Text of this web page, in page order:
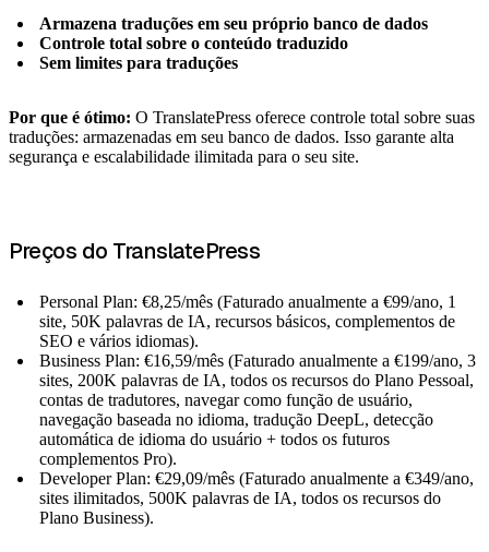
Armazena traduções em seu próprio banco de dados
Controle total sobre o conteúdo traduzido
Sem limites para traduções
Por que é ótimo: O TranslatePress oferece controle total sobre suas
traduções: armazenadas em seu banco de dados. Isso garante alta
segurança e escalabilidade ilimitada para o seu site.
Preços do TranslatePress
Personal Plan: €8,25/mês (Faturado anualmente a €99/ano, 1
site, 50K palavras de IA, recursos básicos, complementos de
SEO e vários idiomas).
Business Plan: €16,59/mês (Faturado anualmente a €199/ano, 3
sites, 200K palavras de IA, todos os recursos do Plano Pessoal,
contas de tradutores, navegar como função de usuário,
navegação baseada no idioma, tradução DeepL, detecção
automática de idioma do usuário + todos os futuros
complementos Pro).
Developer Plan: €29,09/mês (Faturado anualmente a €349/ano,
sites ilimitados, 500K palavras de IA, todos os recursos do
Plano Business).